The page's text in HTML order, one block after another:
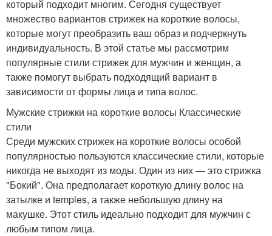
который подходит многим. Сегодня существует
множество вариантов стрижек на короткие волосы,
которые могут преобразить ваш образ и подчеркнуть
индивидуальность. В этой статье мы рассмотрим
популярные стили стрижек для мужчин и женщин, а
также помогут выбрать подходящий вариант в
зависимости от формы лица и типа волос.
Мужские стрижки на короткие волосы Классические
стили
Среди мужских стрижек на короткие волосы особой
популярностью пользуются классические стили, которые
никогда не выходят из моды. Один из них — это стрижка
"Бокий". Она предполагает короткую длину волос на
затылке и temples, а также небольшую длину на
макушке. Этот стиль идеально подходит для мужчин с
любым типом лица.